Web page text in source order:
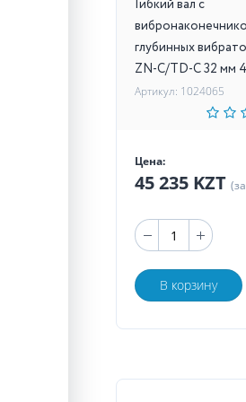
Гибкий вал с
глубинных
ZN-C/TD-C 32 мм
Артикул: 1024065
Цена:
45 235 KZT
В корзину